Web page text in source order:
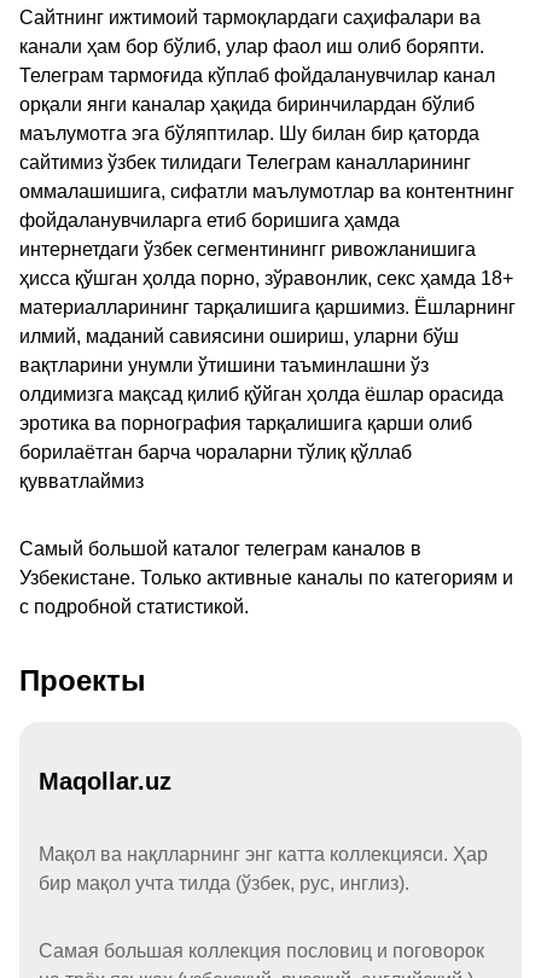
Сайтнинг ижтимоий тармоқлардаги саҳифалари ва
канали ҳам бор бўлиб, улар фаол иш олиб боряпти.
Телеграм тармоғида кўплаб фойдаланувчилар канал
орқали янги каналар ҳақида биринчилардан бўлиб
маълумотга эга бўляптилар. Шу билан бир қаторда
сайтимиз ўзбек тилидаги Телеграм каналларининг
оммалашишига, сифатли маълумотлар ва контентнинг
фойдаланувчиларга етиб боришига ҳамда
интернетдаги ўзбек сегментинингг ривожланишига
ҳисса қўшган ҳолда порно, зўравонлик, секс ҳамда 18+
материалларининг тарқалишига қаршимиз. Ёшларнинг
илмий, маданий савиясини ошириш, уларни бўш
вақтларини унумли ўтишини таъминлашни ўз
олдимизга мақсад қилиб қўйган ҳолда ёшлар орасида
эротика ва порнография тарқалишига қарши олиб
борилаётган барча чораларни тўлиқ қўллаб
қувватлаймиз
Самый большой каталог телеграм каналов в
Узбекистане. Только активные каналы по категориям и
с подробной статистикой.
Проекты
Maqollar.uz
Мақол ва нақлларнинг энг катта коллекцияси. Ҳар
бир мақол учта тилда (ўзбек, рус, инглиз).
Самая большая коллекция пословиц и поговорок